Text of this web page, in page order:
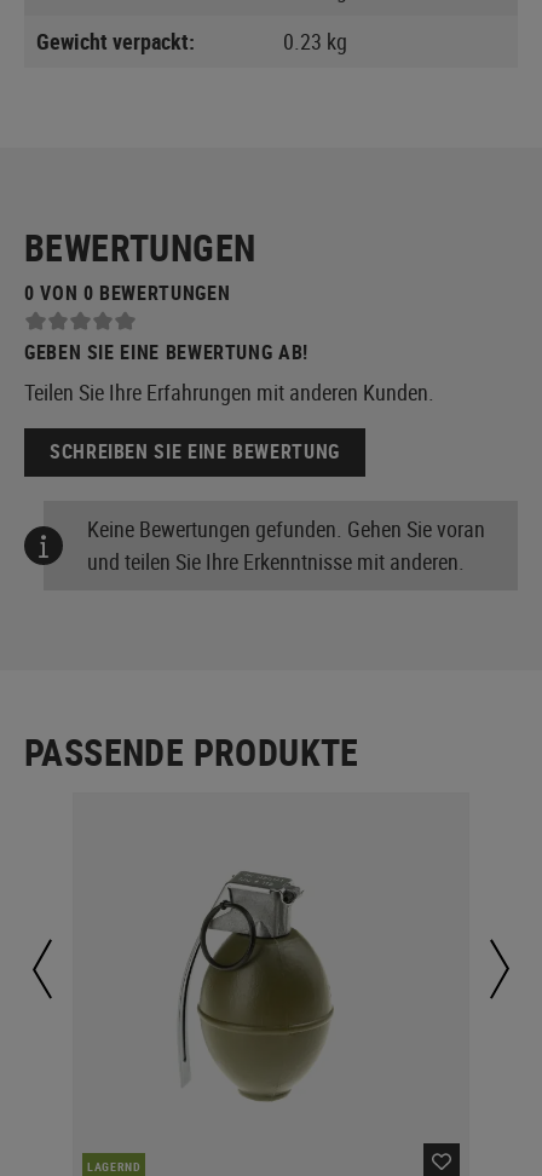
Gewicht verpackt:
0.23 kg
BEWERTUNGEN
0 VON 0 BEWERTUNGEN
GEBEN SIE EINE BEWERTUNG AB!
Teilen Sie Ihre Erfahrungen mit anderen Kunden.
SCHREIBEN SIE EINE BEWERTUNG
Keine Bewertungen gefunden. Gehen Sie voran
und teilen Sie Ihre Erkenntnisse mit anderen.
PASSENDE PRODUKTE
LAGERND